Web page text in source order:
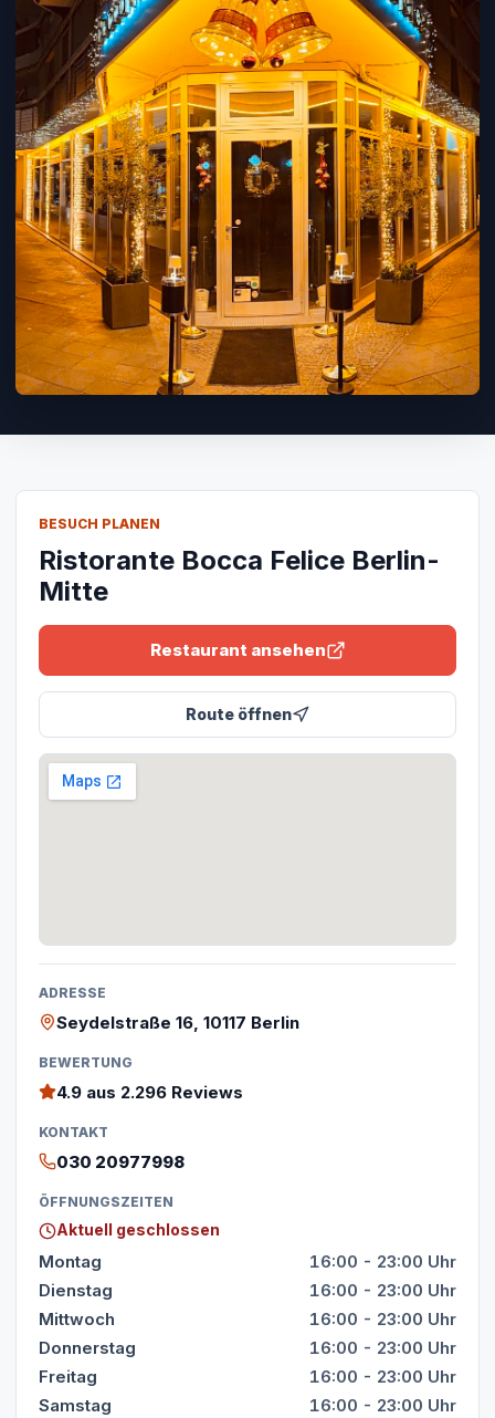
BESUCH PLANEN
Ristorante Bocca Felice Berlin-
Mitte
Restaurant ansehen
Route öffnen
ADRESSE
Seydelstraße 16, 10117 Berlin
BEWERTUNG
4.9 aus 2.296 Reviews
KONTAKT
030 20977998
ÖFFNUNGSZEITEN
Aktuell geschlossen
Montag
16:00 - 23:00 Uhr
Dienstag
16:00 - 23:00 Uhr
Mittwoch
16:00 - 23:00 Uhr
Donnerstag
16:00 - 23:00 Uhr
Freitag
16:00 - 23:00 Uhr
Samstag
16:00 - 23:00 Uhr